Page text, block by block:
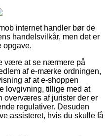
internet handler bør de
handelsvilkår, men det er
opgave.
være at se nærmere på
af e-mærke ordningen,
af at e-shoppen
lovgivning, tillige med at
overværes af jurister der er
regulativer. Desuden
assisteret, hvis du skulle få